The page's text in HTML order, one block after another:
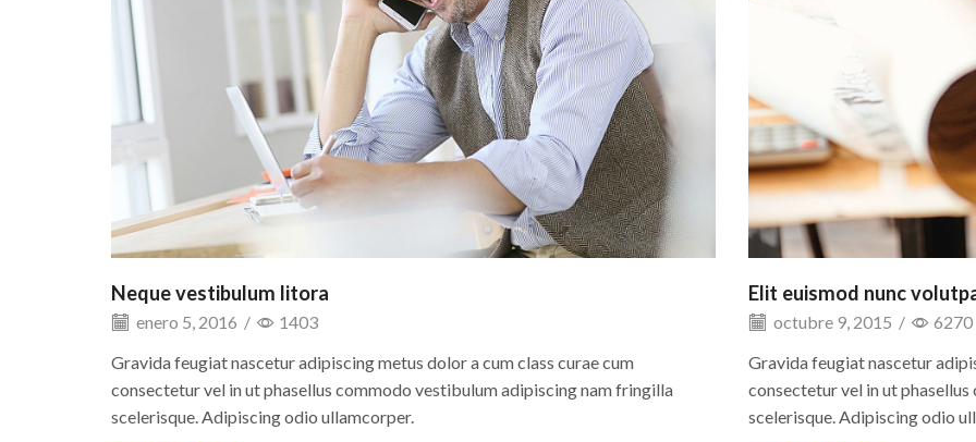
Neque vestibulum litora
enero 5, 2016 /
1403
Gravida feugiat nascetur adipiscing metus dolor a cum class curae cum
consectetur vel in ut phasellus commodo vestibulum adipiscing nam fringilla
scelerisque. Adipiscing odio ullamcorper.
Elit euismod nunc
octubre 9, 2015 /
6270
Gravida feugiat nascetur
consectetur vel in ut
scelerisque. Adipiscing odio